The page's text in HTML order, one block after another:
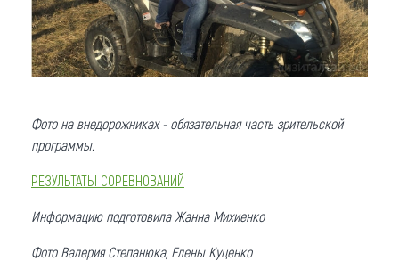
Фото на внедорожниках - обязательная часть зрительской
программы.
РЕЗУЛЬТАТЫ СОРЕВНОВАНИЙ
Информацию подготовила Жанна Михиенко
Фото Валерия Степанюка, Елены Куценко